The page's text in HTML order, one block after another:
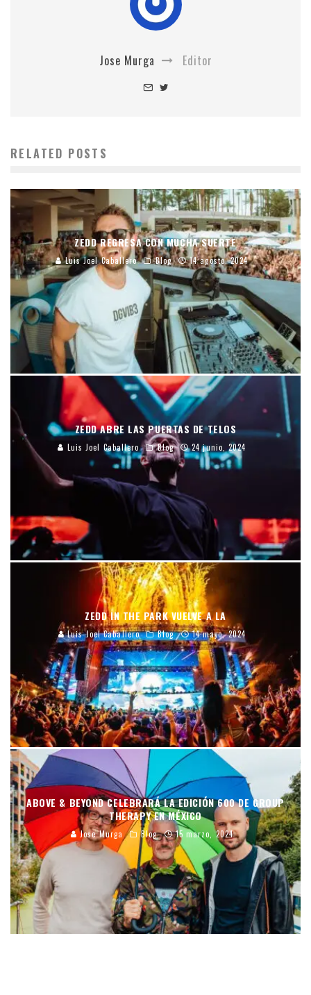
Jose Murga Editor
RELATED POSTS
ZEDD REGRESA CON MUCHA SUERTE
Luis Joel Caballero Blog 14 agosto, 2024
ZEDD ABRE LAS PUERTAS DE TELOS
Luis Joel Caballero Blog 24 junio, 2024
ZEDD IN THE PARK VUELVE A LA
Luis Joel Caballero Blog 14 mayo, 2024
ABOVE & BEYOND CELEBRARÁ LA EDICIÓN 600 DE GROUP
THERAPY EN MÉXICO
Jose Murga Blog 15 marzo, 2024